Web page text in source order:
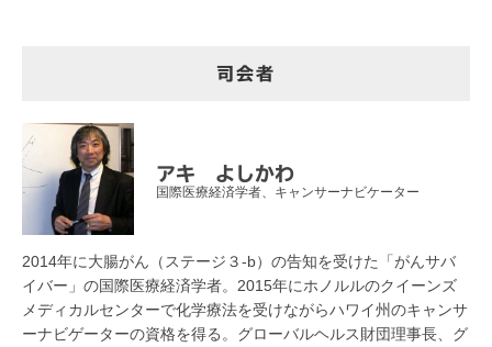
司会者
アキ よしかわ
国際医療経済学者、キャンサーナビケーター
2014年に大腸がん（ステージ３-b）の告知を受けた「がんサバ
イバー」の国際医療経済学者。2015年にホノルルのクイーンズ
メディカルセンターで化学療法を受けながらハワイ州のキャンサ
ーナビゲーターの資格を得る。グローバルヘルス財団理事長、グ